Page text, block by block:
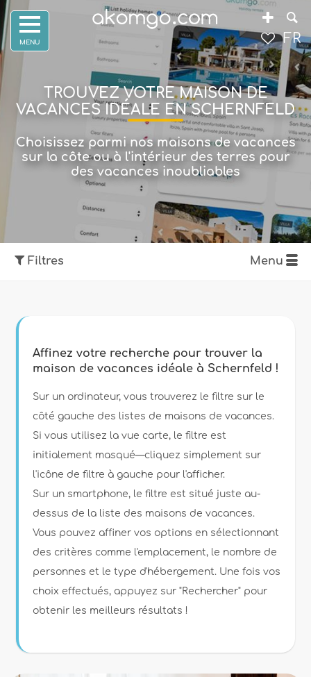
TROUVEZ VOTRE MAISON DE
VACANCES IDÉALE EN SCHERNFELD
Choisissez parmi nos maisons de vacances
sur la côte ou à l'intérieur des terres pour
des vacances inoubliables
Filtres Menu
Type d'hébergement
Personnes
Chambres
Affinez votre recherche pour trouver la
maison de vacances idéale à Schernfeld !
Sur un ordinateur, vous trouverez le filtre sur le
côté gauche des listes de maisons de vacances.
Si vous utilisez la vue carte, le filtre est
initialement masqué—cliquez simplement sur
l'icône de filtre à gauche pour l'afficher.
Sur un smartphone, le filtre est situé juste au-
dessus de la liste des maisons de vacances.
Vous pouvez affiner vos options en sélectionnant
des critères comme l'emplacement, le nombre de
personnes et le type d'hébergement. Une fois vos
choix effectués, appuyez sur "Rechercher" pour
obtenir les meilleurs résultats !
FR